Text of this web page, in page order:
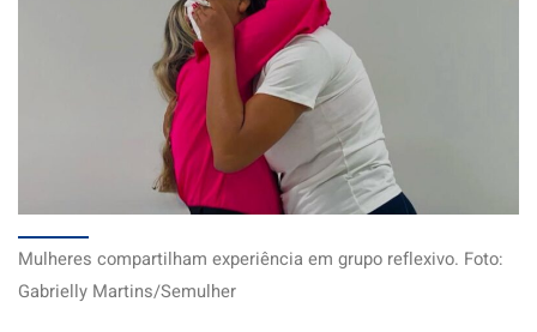
Mulheres compartilham experiência em grupo reflexivo. Foto:
Gabrielly Martins/Semulher